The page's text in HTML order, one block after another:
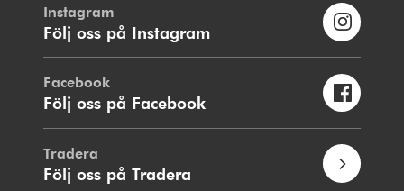
Instagram
Följ oss på Instagram
Facebook
Följ oss på Facebook
Tradera
Följ oss på Tradera